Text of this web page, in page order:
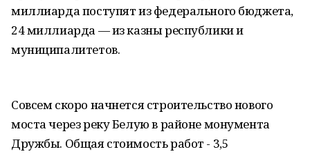
миллиарда поступят из федерального бюджета,
24 миллиарда — из казны республики и
муниципалитетов.
Совсем скоро начнется строительство нового
моста через реку Белую в районе монумента
Дружбы. Общая стоимость работ - 3,5